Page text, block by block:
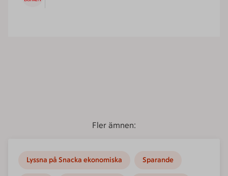
Fler ämnen:
Lyssna på Snacka ekonomiska Sparande